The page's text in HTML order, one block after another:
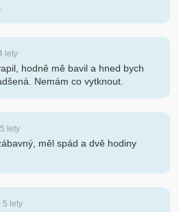
lety
hodně mě bavil a hned bych
Nemám co vytknout.
lety
měl spád a dvě hodiny
5 lety